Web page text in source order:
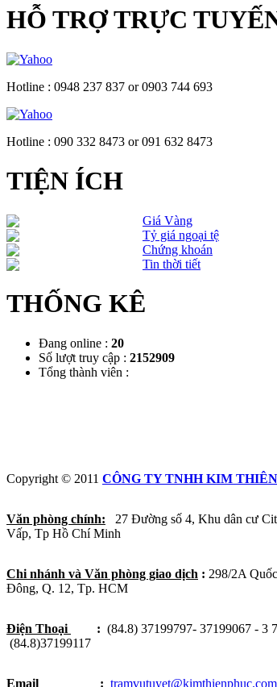
HỖ TRỢ TRỰC
Hotline : 0948 237 837 or 0903 744 693
Hotline : 090 332 8473 or 091 632 8473
TIỆN ÍCH
Giá Vàng
Tỷ giá ngoại tệ
Chứng khoán
Tin thời tiết
THỐNG KÊ
Đang online : 20
Số lượt truy cập : 2152909
Tổng thành viên :
Copyright © 2011 CÔNG TY TNHH KIM
Văn phòng chính:
27 Đường số 4, Khu dân cư
Vấp, Tp Hồ Chí Minh
Chi nhánh và Văn phòng giao dịch : 298/2A
Đông, Q. 12, Tp. HCM
Điện Thoại : (84.8) 37199797- 37199067 -
(84.8)37199117
Email : tramvutuyet@kimthienphuc.com